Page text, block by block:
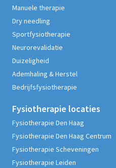
Manuele therapie
Dry needling
Sportfysiotherapie
Neurorevalidatie
Duizeligheid
Ademhaling & Herstel
Bedrijfsfysiotherapie
Fysiotherapie locaties
Fysiotherapie Den Haag
Fysiotherapie Den Haag Centrum
Fysiotherapie Scheveningen
Fysiotherapie Leiden